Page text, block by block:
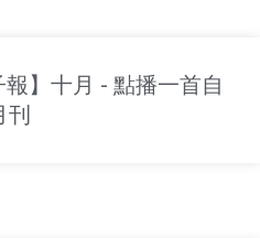
報】十月 - 點播一首自